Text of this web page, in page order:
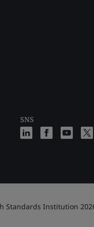
SNS
Standards Institution